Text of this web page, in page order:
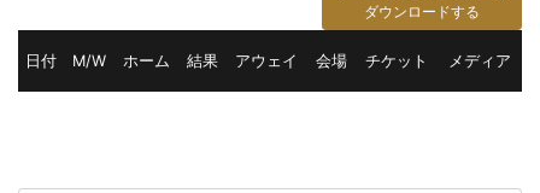
ダウンロードする
日付 M/W ホーム 結果 アウェイ 会場 チケット メディア